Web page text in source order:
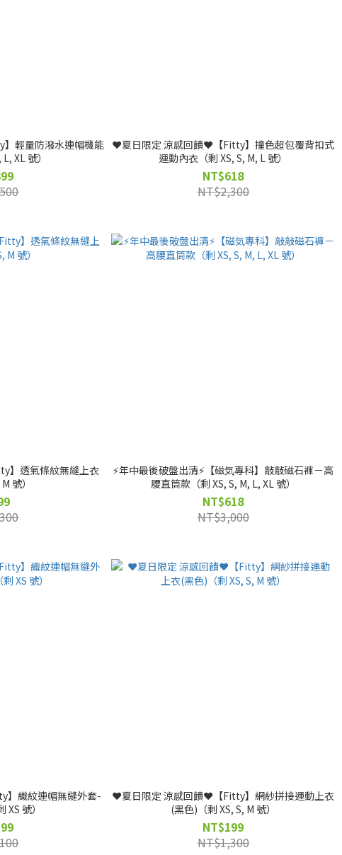
】輕量防潑水連帽機能
XL 號）
❤️夏日限定 涼感回饋❤️【Fitty】撞色超包覆背扣式
運動內衣（剩 XS, S, M, L 號）
NT$618
NT$2,300
】透氣條紋無縫上衣
號）
⚡️年中最後破盤出清⚡️【磁気專科】敲敲磁石褲－高
腰直筒款（剩 XS, S, M, L, XL 號）
NT$618
NT$3,000
】織紋連帽無縫外套-
號）
❤️夏日限定 涼感回饋❤️【Fitty】網紗拼接運動上衣
(黑色)（剩 XS, S, M 號）
NT$199
NT$1,300